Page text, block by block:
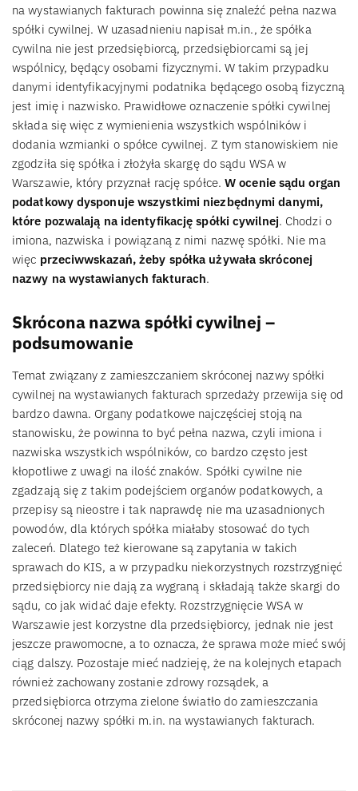
na wystawianych fakturach powinna się znaleźć pełna nazwa
spółki cywilnej. W uzasadnieniu napisał m.in., że spółka
cywilna nie jest przedsiębiorcą, przedsiębiorcami są jej
wspólnicy, będący osobami fizycznymi. W takim przypadku
danymi identyfikacyjnymi podatnika będącego osobą fizyczną
jest imię i nazwisko. Prawidłowe oznaczenie spółki cywilnej
składa się więc z wymienienia wszystkich wspólników i
dodania wzmianki o spółce cywilnej. Z tym stanowiskiem nie
zgodziła się spółka i złożyła skargę do sądu WSA w
Warszawie, który przyznał rację spółce. W ocenie sądu organ
podatkowy dysponuje wszystkimi niezbędnymi danymi,
które pozwalają na identyfikację spółki cywilnej. Chodzi o
imiona, nazwiska i powiązaną z nimi nazwę spółki. Nie ma
więc przeciwwskazań, żeby spółka używała skróconej
nazwy na wystawianych fakturach.
Skrócona nazwa spółki cywilnej –
podsumowanie
Temat związany z zamieszczaniem skróconej nazwy spółki
cywilnej na wystawianych fakturach sprzedaży przewija się od
bardzo dawna. Organy podatkowe najczęściej stoją na
stanowisku, że powinna to być pełna nazwa, czyli imiona i
nazwiska wszystkich wspólników, co bardzo często jest
kłopotliwe z uwagi na ilość znaków. Spółki cywilne nie
zgadzają się z takim podejściem organów podatkowych, a
przepisy są nieostre i tak naprawdę nie ma uzasadnionych
powodów, dla których spółka miałaby stosować do tych
zaleceń. Dlatego też kierowane są zapytania w takich
sprawach do KIS, a w przypadku niekorzystnych rozstrzygnięć
przedsiębiorcy nie dają za wygraną i składają także skargi do
sądu, co jak widać daje efekty. Rozstrzygnięcie WSA w
Warszawie jest korzystne dla przedsiębiorcy, jednak nie jest
jeszcze prawomocne, a to oznacza, że sprawa może mieć swój
ciąg dalszy. Pozostaje mieć nadzieję, że na kolejnych etapach
również zachowany zostanie zdrowy rozsądek, a
przedsiębiorca otrzyma zielone światło do zamieszczania
skróconej nazwy spółki m.in. na wystawianych fakturach.